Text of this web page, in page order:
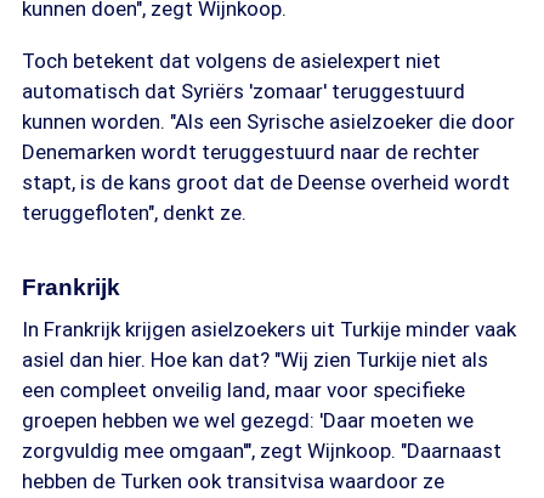
kunnen doen", zegt Wijnkoop.
Toch betekent dat volgens de asielexpert niet
automatisch dat Syriërs 'zomaar' teruggestuurd
kunnen worden. "Als een Syrische asielzoeker die door
Denemarken wordt teruggestuurd naar de rechter
stapt, is de kans groot dat de Deense overheid wordt
teruggefloten", denkt ze.
Frankrijk
In Frankrijk krijgen asielzoekers uit Turkije minder vaak
asiel dan hier. Hoe kan dat? "Wij zien Turkije niet als
een compleet onveilig land, maar voor specifieke
groepen hebben we wel gezegd: 'Daar moeten we
zorgvuldig mee omgaan'", zegt Wijnkoop. "Daarnaast
hebben de Turken ook transitvisa waardoor ze